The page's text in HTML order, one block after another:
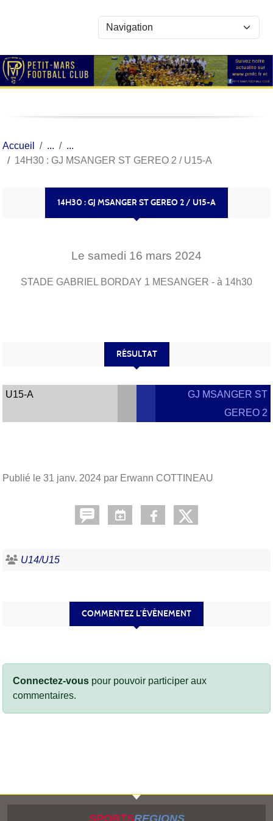
Accueil
14H30 : GJ MSANGER ST GEREO 2 / U15-A
14H30 : GJ MSANGER ST GEREO 2 / U15-A
Le samedi 16 mars 2024
STADE GABRIEL BORDAY 1 MESANGER - à 14h30
RÉSULTAT
U15-A
GJ MSANGER ST
GEREO 2
Publié le 31 janv. 2024 par Erwann COTTINEAU
U14/U15
COMMENTEZ L’ÉVÈNEMENT
Connectez-vous pour pouvoir participer aux
commentaires.
SPORTSREGIONS